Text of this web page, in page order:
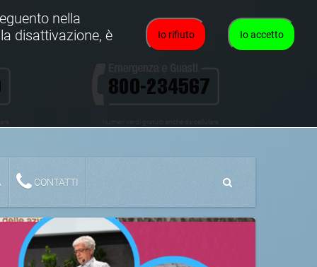
CONTATTI
Io accetto
Io rifiuto
nella
disattivazione, è